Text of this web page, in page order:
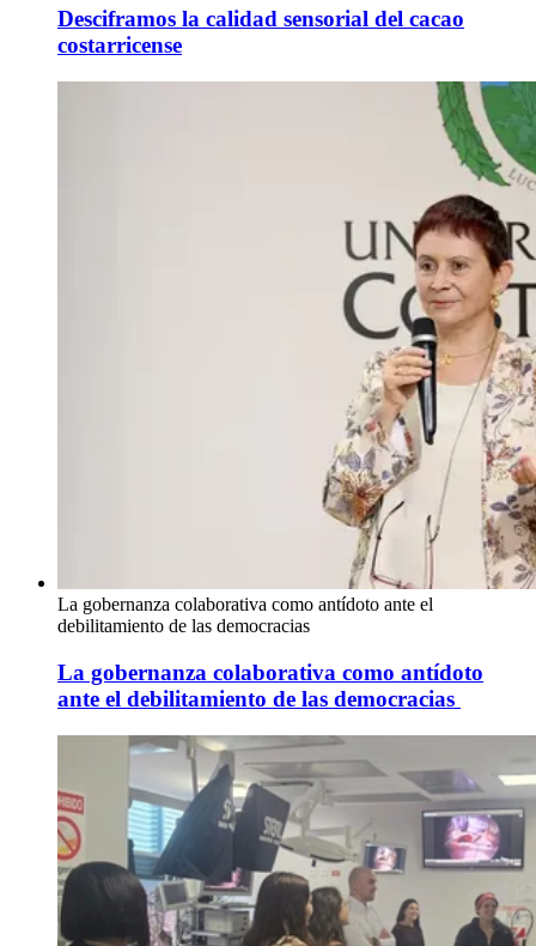
Desciframos la calidad sensorial del cacao
costarricense
La gobernanza colaborativa como antídoto ante el
debilitamiento de las democracias
La gobernanza colaborativa como antídoto
ante el debilitamiento de las democracias